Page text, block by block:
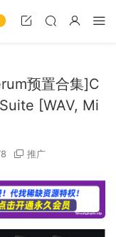
预置合集]C
[WAV, Mi
推广